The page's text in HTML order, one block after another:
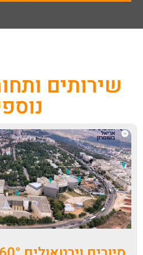
שירותים